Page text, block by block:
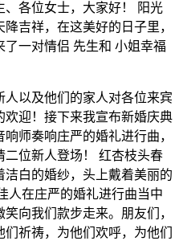
各位女士，大家好！ 阳光
吉祥，在这美好的日子里，
一对情侣 先生和 小姐幸福
以及他们的家人对各位来宾
迎！接下来我宣布新婚庆典
师奏响庄严的婚礼进行曲，
位新人登场！ 红杏枝头春
白的婚纱，头上戴着美丽的
人在庄严的婚礼进行曲当中
向我们款步走来。朋友们，
祈祷，为他们欢呼，为他们